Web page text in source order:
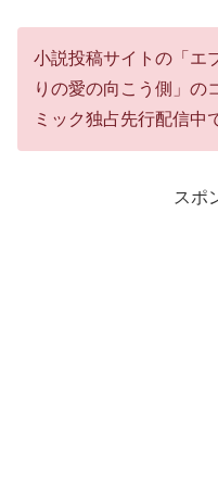
小説投稿サイトの「エ
りの愛の向こう側」の
ミック独占先行配信中
スポ